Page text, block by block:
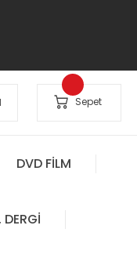
Sepet
DVD FİLM
DERGİ